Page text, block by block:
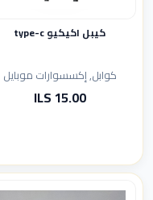
كيبل اكيكيو type-c
كوابل, إكسسوارات موبايل
15.00 ILS